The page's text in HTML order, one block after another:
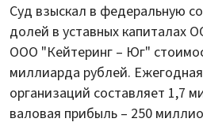
Суд взыскал в федеральную
долей в уставных
ООО "Кейтеринг – Юг"
миллиарда рублей.
организаций составляет 1,7
валовая прибыль – 250